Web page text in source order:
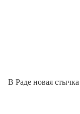
В Раде новая